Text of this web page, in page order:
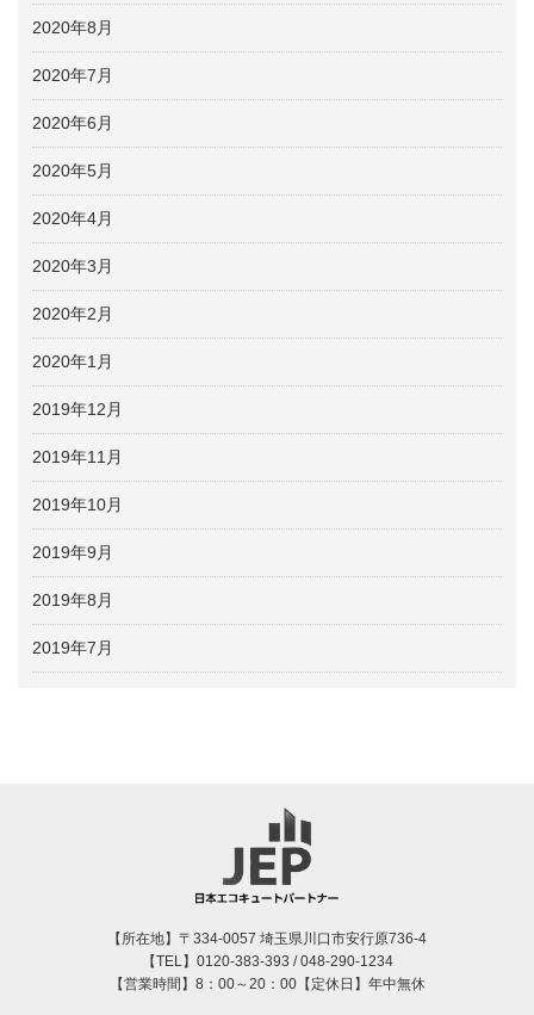
2020年8月
2020年7月
2020年6月
2020年5月
2020年4月
2020年3月
2020年2月
2020年1月
2019年12月
2019年11月
2019年10月
2019年9月
2019年8月
2019年7月
【所在地】〒334-0057 埼玉県川口市安行原736-4
【TEL】0120-383-393 / 048-290-1234
【営業時間】8：00～20：00【定休日】年中無休